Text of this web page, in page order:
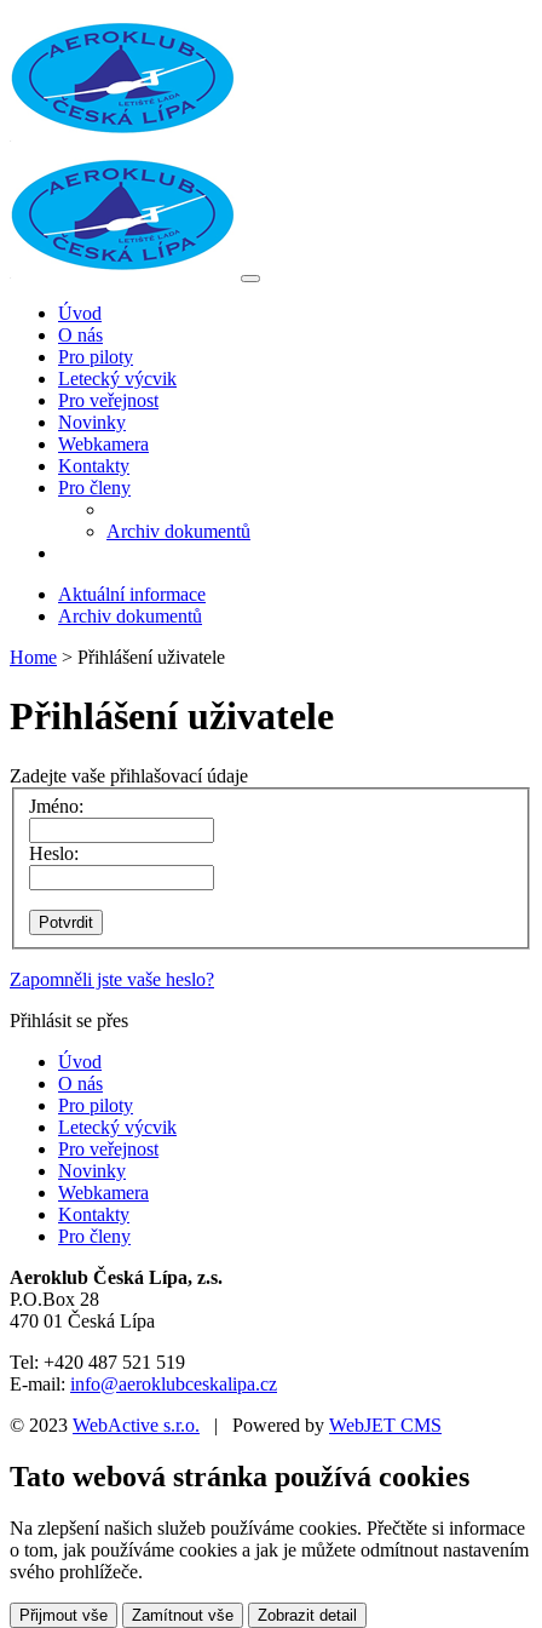
Úvod
O nás
Pro piloty
Letecký výcvik
Pro veřejnost
Novinky
Webkamera
Kontakty
Pro členy
Archiv dokumentů
Aktuální informace
Archiv dokumentů
Home > Přihlášení uživatele
Přihlášení uživatele
Zadejte vaše přihlašovací údaje
Jméno:
Heslo:
Zapomněli jste vaše heslo?
Přihlásit se přes
Úvod
O nás
Pro piloty
Letecký výcvik
Pro veřejnost
Novinky
Webkamera
Kontakty
Pro členy
Aeroklub Česká Lípa, z.s.
P.O.Box 28
470 01 Česká Lípa
Tel: +420 487 521 519
E-mail: info@aeroklubceskalipa.cz
© 2023 WebActive s.r.o. | Powered by WebJET CMS
Tato webová stránka používá cookies
Na zlepšení našich služeb používáme cookies. Přečtěte si informace
o tom, jak používáme cookies a jak je můžete odmítnout nastavením
svého prohlížeče.
Přijmout vše Zamítnout vše Zobrazit detail